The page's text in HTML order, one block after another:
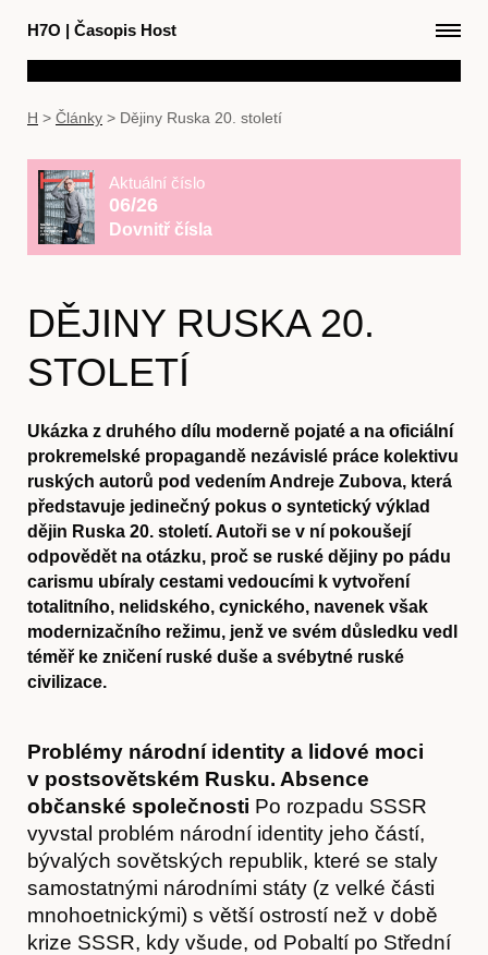
H7O | Časopis Host
H > Články > Dějiny Ruska 20. století
Aktuální číslo
06/26
Dovnitř čísla
DĚJINY RUSKA 20.
STOLETÍ
Ukázka z druhého dílu moderně pojaté a na oficiální
prokremelské propagandě nezávislé práce kolektivu
ruských autorů pod vedením Andreje Zubova, která
představuje jedinečný pokus o syntetický výklad
dějin Ruska 20. století. Autoři se v ní pokoušejí
odpovědět na otázku, proč se ruské dějiny po pádu
carismu ubíraly cestami vedoucími k vytvoření
totalitního, nelidského, cynického, navenek však
modernizačního režimu, jenž ve svém důsledku vedl
téměř ke zničení ruské duše a svébytné ruské
civilizace.
Problémy národní identity a lidové moci
v postsovětském Rusku. Absence
občanské společnosti Po rozpadu SSSR
vyvstal problém národní identity jeho částí,
bývalých sovětských republik, které se staly
samostatnými národními státy (z velké části
mnohoetnickými) s větší ostrostí než v době
krize SSSR, kdy všude, od Pobaltí po Střední